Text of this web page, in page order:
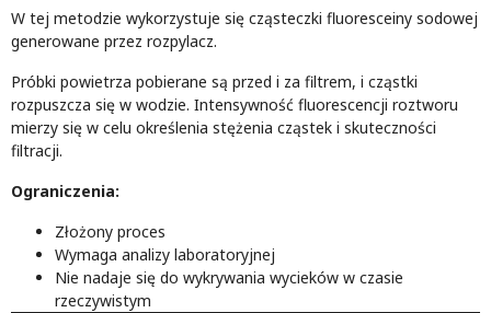
W tej metodzie wykorzystuje się cząsteczki fluoresceiny sodowej
generowane przez rozpylacz.
Próbki powietrza pobierane są przed i za filtrem, i cząstki
rozpuszcza się w wodzie. Intensywność fluorescencji roztworu
mierzy się w celu określenia stężenia cząstek i skuteczności
filtracji.
Ograniczenia:
Złożony proces
Wymaga analizy laboratoryjnej
Nie nadaje się do wykrywania wycieków w czasie
rzeczywistym